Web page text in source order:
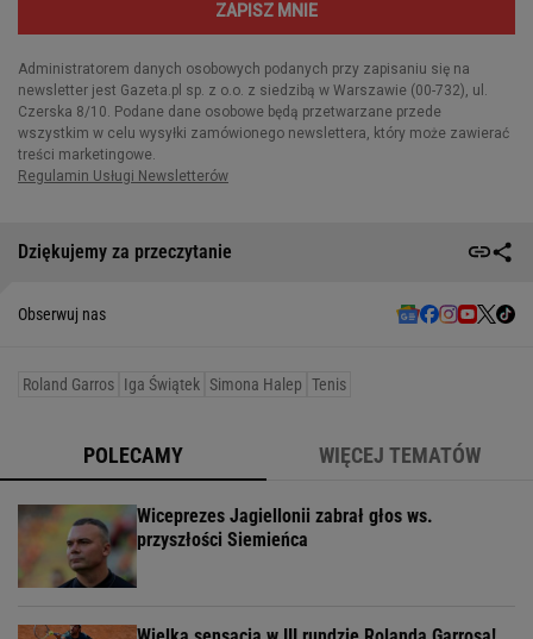
Dziękujemy za przeczytanie
Obserwuj nas
Roland Garros Iga Świątek Simona Halep Tenis
POLECAMY WIĘCEJ TEMATÓW
Wiceprezes Jagiellonii zabrał głos ws.
przyszłości Siemieńca